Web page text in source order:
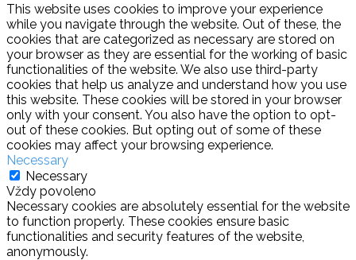
This website uses cookies to improve your experience
while you navigate through the website. Out of these, the
cookies that are categorized as necessary are stored on
your browser as they are essential for the working of basic
functionalities of the website. We also use third-party
cookies that help us analyze and understand how you use
this website. These cookies will be stored in your browser
only with your consent. You also have the option to opt-
out of these cookies. But opting out of some of these
cookies may affect your browsing experience.
Necessary
Necessary
Vždy povoleno
Necessary cookies are absolutely essential for the website
to function properly. These cookies ensure basic
functionalities and security features of the website,
anonymously.